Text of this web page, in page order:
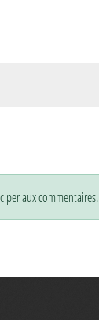
aux commentaires.